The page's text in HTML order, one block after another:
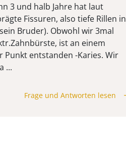
3 und halb Jahre hat laut
Fissuren, also tiefe Rillen in
Bruder). Obwohl wir 3mal
ist an einem
Punkt entstanden -Karies. Wir
...
Frage und Antworten lesen